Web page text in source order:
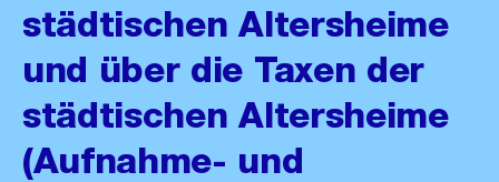
städtischen Altersheime
und über die Taxen der
städtischen Altersheime
(Aufnahme- und